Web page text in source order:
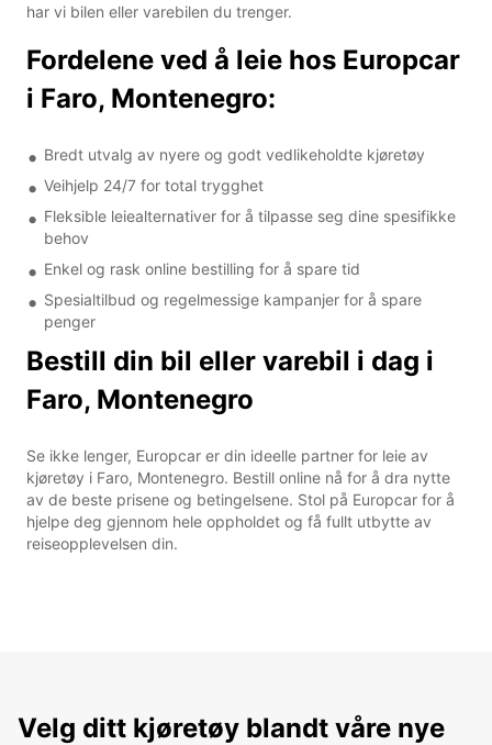
har vi bilen eller varebilen du trenger.
Fordelene ved å leie hos Europcar
i Faro, Montenegro:
Bredt utvalg av nyere og godt vedlikeholdte kjøretøy
Veihjelp 24/7 for total trygghet
Fleksible leiealternativer for å tilpasse seg dine spesifikke
behov
Enkel og rask online bestilling for å spare tid
Spesialtilbud og regelmessige kampanjer for å spare
penger
Bestill din bil eller varebil i dag i
Faro, Montenegro
Se ikke lenger, Europcar er din ideelle partner for leie av
kjøretøy i Faro, Montenegro. Bestill online nå for å dra nytte
av de beste prisene og betingelsene. Stol på Europcar for å
hjelpe deg gjennom hele oppholdet og få fullt utbytte av
reiseopplevelsen din.
Velg ditt kjøretøy blandt våre nye